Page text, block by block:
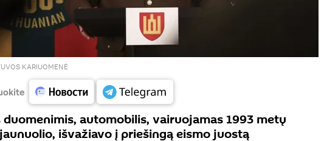
KARIUOMENĖ
duomenimis, automobilis, vairuojamas 1993 metų
išvažiavo į priešingą eismo juostą